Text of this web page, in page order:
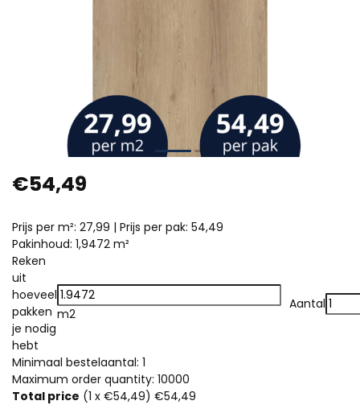
€54,49
Prijs per m²: 27,99 | Prijs per pak: 54,49
Pakinhoud: 1,9472 m²
Reken
uit
hoeveel
pakken
je nodig
hebt
m2
Aantal
Minimaal bestelaantal: 1
Maximum order quantity: 10000
Total price (1 x €54,49) €54,49